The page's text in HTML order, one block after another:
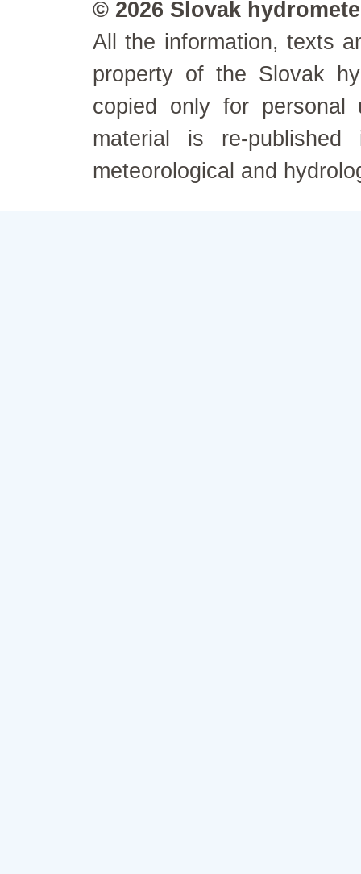
© 2026 Slovak
All the information, texts
property of the Slovak
copied only for personal
material is re-
meteorological and